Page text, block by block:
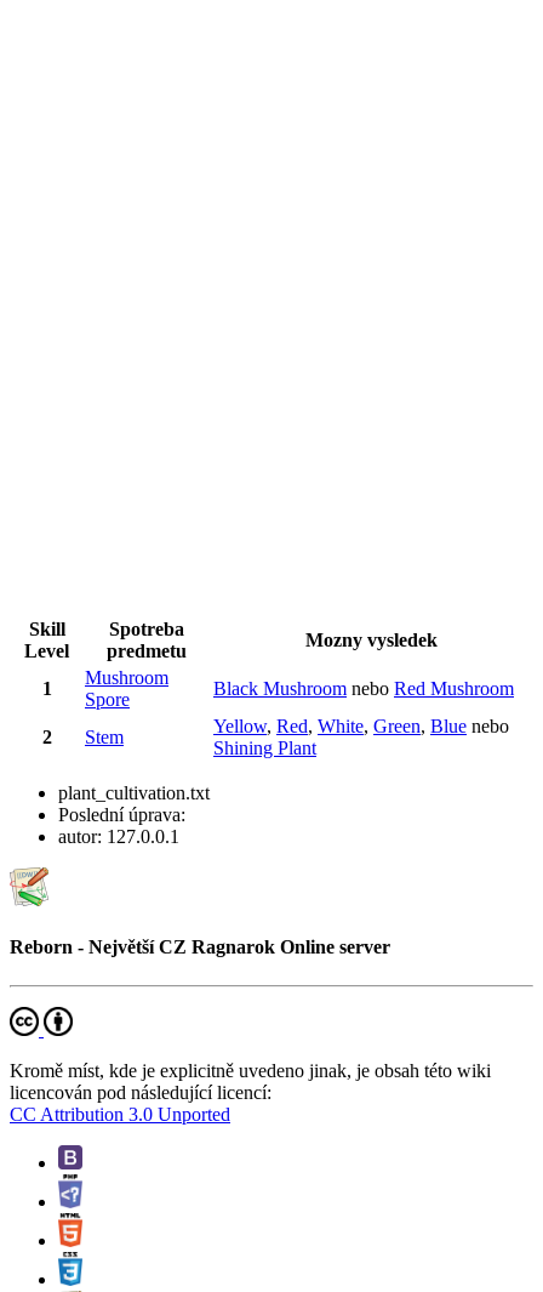
Skill
Level
Spotreba
predmetu
Mozny vysledek
1
Mushroom
Spore
Black Mushroom nebo Red Mushroom
2 Stem
Yellow, Red, White, Green, Blue nebo
Shining Plant
plant_cultivation.txt
Poslední úprava:
autor: 127.0.0.1
Reborn - Největší CZ Ragnarok Online server
Kromě míst, kde je explicitně uvedeno jinak, je obsah této wiki
licencován pod následující licencí:
CC Attribution 3.0 Unported